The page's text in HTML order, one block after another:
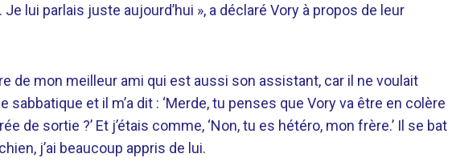
lui parlais juste aujourd’hui », a déclaré Vory à propos de leur
de mon meilleur ami qui est aussi son assistant, car il ne voulait
sabbatique et il m’a dit : ‘Merde, tu penses que Vory va être en colère
de sortie ?’ Et j’étais comme, ‘Non, tu es hétéro, mon frère.’ Il se bat
j’ai beaucoup appris de lui.